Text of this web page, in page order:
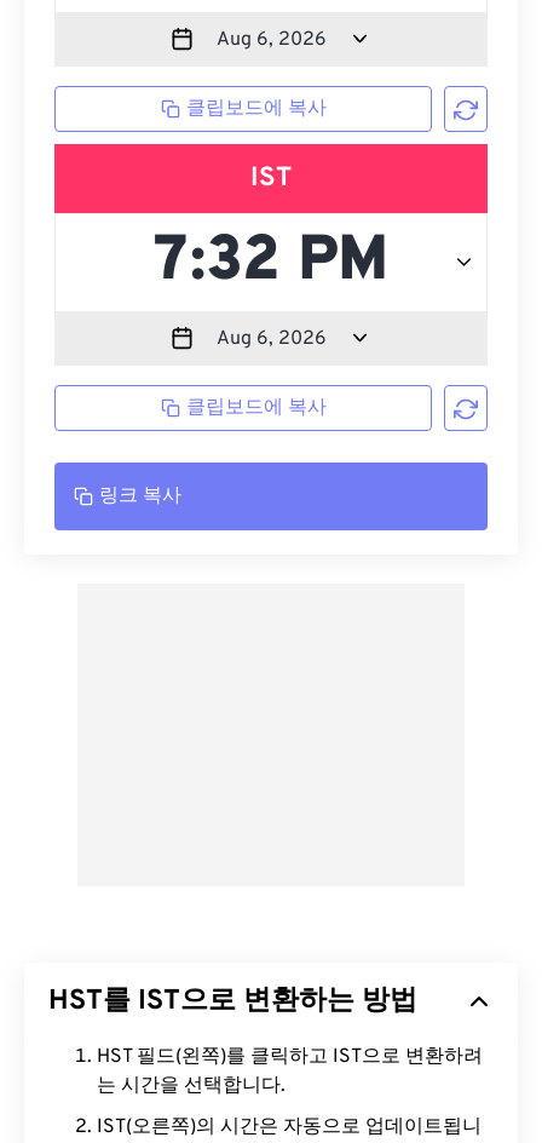
클립보드에 복사
IST
클립보드에 복사
링크 복사
HST를 IST으로 변환하는 방법
HST 필드(왼쪽)를 클릭하고 IST으로 변환하려
는 시간을 선택합니다.
IST(오른쪽)의 시간은 자동으로 업데이트됩니